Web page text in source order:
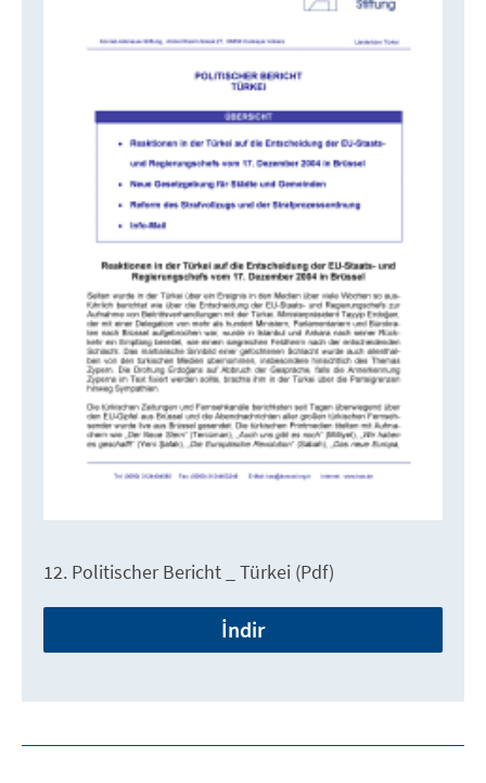
12. Politischer Bericht _ Türkei (Pdf)
İndir